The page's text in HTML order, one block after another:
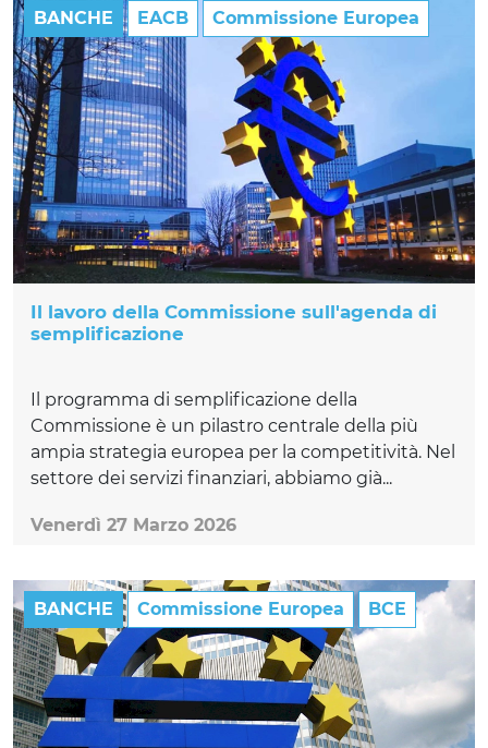
BANCHE EACB Commissione Europea
Il lavoro della Commissione sull'agenda di
semplificazione
Il programma di semplificazione della
Commissione è un pilastro centrale della più
ampia strategia europea per la competitività. Nel
settore dei servizi finanziari, abbiamo già...
Venerdì 27 Marzo 2026
BANCHE Commissione Europea BCE